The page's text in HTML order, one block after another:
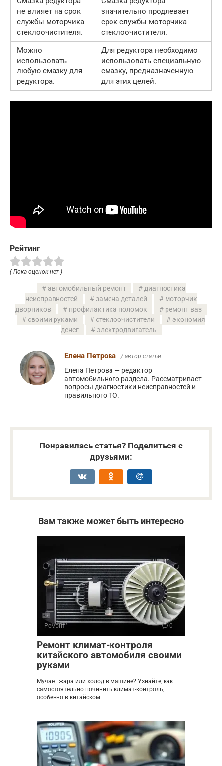
не влияет на срок
службы моторчика
стеклоочистителя.
значительно продлевает
срок службы моторчика
стеклоочистителя.
Можно
использовать
любую смазку для
редуктора.
Для редуктора необходимо
использовать специальную
смазку, предназначенную
для этих целей.
Рейтинг
( Пока оценок нет )
автомобильный ремонт
диагностика
неисправностей
замена деталей
моторчик
дворников
профилактика поломок
ремонт ваз
своими руками
стеклоочистители
экономия
денег
электродвигатель
Елена Петрова / автор статьи
Елена Петрова — редактор
автомобильного раздела. Рассматривает
вопросы диагностики неисправностей и
правильного ТО.
Понравилась статья? Поделиться с
друзьями:
Вам также может быть интересно
Ремонт 0
Ремонт климат-контроля
китайского автомобиля своими
руками
Мучает жара или холод в машине? Узнайте, как
самостоятельно починить климат-контроль,
особенно в китайском